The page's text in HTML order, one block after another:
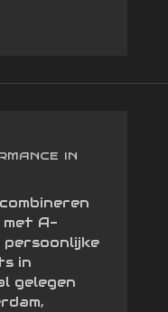
in
met A-
in
gelegen